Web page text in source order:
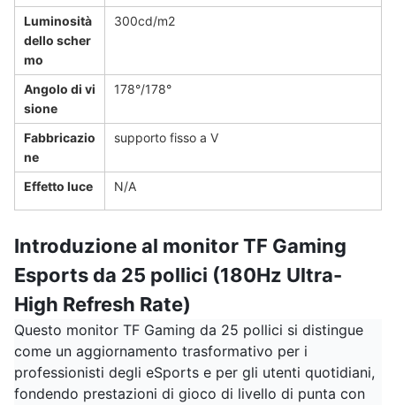
Luminosità
dello scher
mo
300cd/m2
Angolo di vi
sione
178°/178°
Fabbricazio
ne
supporto fisso a V
Effetto luce N/A
Introduzione al monitor TF Gaming
Esports da 25 pollici (180Hz Ultra-
High Refresh Rate)
Questo monitor TF Gaming da 25 pollici si distingue
come un aggiornamento trasformativo per i
professionisti degli eSports e per gli utenti quotidiani,
fondendo prestazioni di gioco di livello di punta con